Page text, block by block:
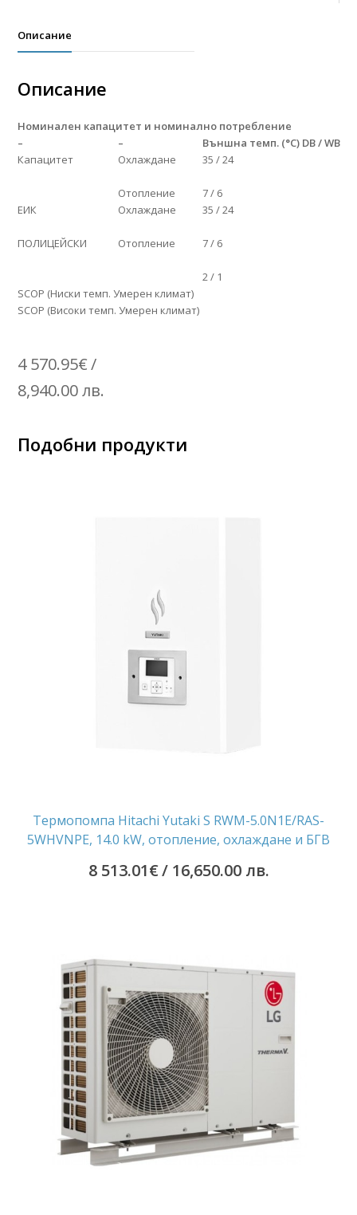
Описание
Описание
Номинален капацитет и номинално потребление
–
–
Външна темп. (°C) DB / WB
Капацитет
Охлаждане 35 / 24
Отопление
7 / 6
ЕИК
Охлаждане 35 / 24
ПОЛИЦЕЙСКИ Отопление 7 / 6
2 / 1
SCOP (Ниски темп. Умерен климат)
SCOP (Високи темп. Умерен климат)
4 570.95€ /
8,940.00 лв.
Подобни продукти
Термопомпа Hitachi Yutaki S RWM-5.0N1E/RAS-
5WHVNPE, 14.0 kW, отопление, охлаждане и БГВ
8 513.01€/ 16,650.00 лв.